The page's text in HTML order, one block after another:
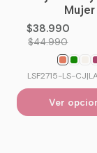
Mujer
$38.990
$44.990
LSF2715-LS-CJ|
Ver